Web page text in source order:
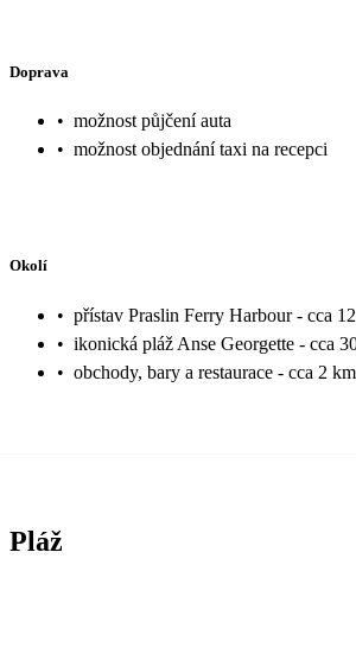
Doprava
• možnost půjčení auta
• možnost objednání taxi na recepci
Okolí
• přístav Praslin Ferry Harbour - cca
• ikonická pláž Anse Georgette - cca
• obchody, bary a restaurace - cca 2
Pláž